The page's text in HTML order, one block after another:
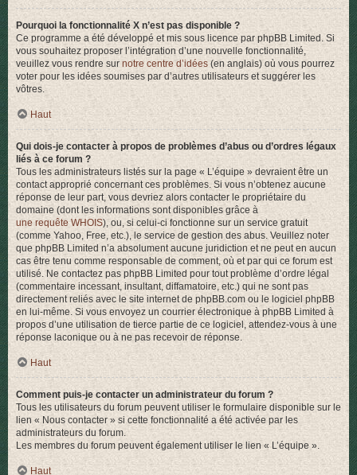
Pourquoi la fonctionnalité X n’est pas disponible ?
Ce programme a été développé et mis sous licence par phpBB Limited. Si
vous souhaitez proposer l’intégration d’une nouvelle fonctionnalité,
veuillez vous rendre sur notre centre d’idées (en anglais) où vous pourrez
voter pour les idées soumises par d’autres utilisateurs et suggérer les
vôtres.
Haut
Qui dois-je contacter à propos de problèmes d’abus ou d’ordres légaux
liés à ce forum ?
Tous les administrateurs listés sur la page « L’équipe » devraient être un
contact approprié concernant ces problèmes. Si vous n’obtenez aucune
réponse de leur part, vous devriez alors contacter le propriétaire du
domaine (dont les informations sont disponibles grâce à
une requête WHOIS), ou, si celui-ci fonctionne sur un service gratuit
(comme Yahoo, Free, etc.), le service de gestion des abus. Veuillez noter
que phpBB Limited n’a absolument aucune juridiction et ne peut en aucun
cas être tenu comme responsable de comment, où et par qui ce forum est
utilisé. Ne contactez pas phpBB Limited pour tout problème d’ordre légal
(commentaire incessant, insultant, diffamatoire, etc.) qui ne sont pas
directement reliés avec le site internet de phpBB.com ou le logiciel phpBB
en lui-même. Si vous envoyez un courrier électronique à phpBB Limited à
propos d’une utilisation de tierce partie de ce logiciel, attendez-vous à une
réponse laconique ou à ne pas recevoir de réponse.
Haut
Comment puis-je contacter un administrateur du forum ?
Tous les utilisateurs du forum peuvent utiliser le formulaire disponible sur le
lien « Nous contacter » si cette fonctionnalité a été activée par les
administrateurs du forum.
Les membres du forum peuvent également utiliser le lien « L’équipe ».
Haut